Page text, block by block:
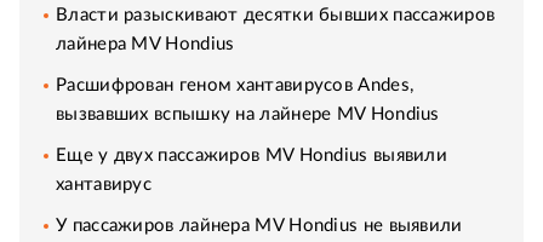
Власти разыскивают десятки бывших пассажиров
лайнера MV Hondius
Расшифрован геном хантавирусов Andes,
вызвавших вспышку на лайнере MV Hondius
Еще у двух пассажиров MV Hondius выявили
хантавирус
У пассажиров лайнера MV Hondius не выявили